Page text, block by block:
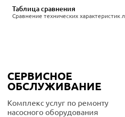
Сравнение технических характеристик
Таблица сравнения
СЕРВИСНОЕ
ОБСЛУЖИВАНИЕ
Комплекс услуг по ремонту
насосного оборудования